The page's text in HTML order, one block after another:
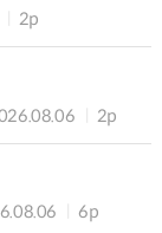
2p
2p
6p